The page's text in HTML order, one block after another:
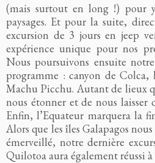
(mais surtout en long !) pour
paysages. Et pour la suite,
excursion de 3 jours en jeep
expérience unique pour nos
Nous poursuivons ensuite
programme : canyon de
Machu Picchu. Autant de lieux
nous étonner et de nous laisser
Enfin, l’Equateur marquera la
Alors que les îles Galapagos
émerveillé, notre dernière
Quilotoa aura également réussi